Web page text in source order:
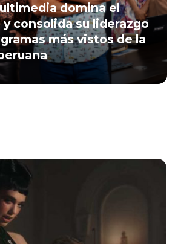
domina el
consolida su liderazgo
más vistos de la